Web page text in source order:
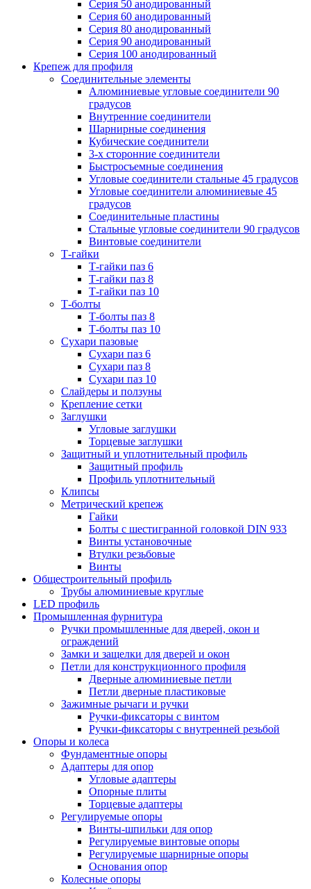
Серия 50 анодированный
Серия 60 анодированный
Серия 80 анодированный
Серия 90 анодированный
Серия 100 анодированный
Крепеж для профиля
Соединительные элементы
Алюминиевые угловые соединители 90
градусов
Внутренние соединители
Шарнирные соединения
Кубические соединители
3-х сторонние соединители
Быстросъемные соединения
Угловые соединители стальные 45 градусов
Угловые соединители алюминиевые 45
градусов
Соединительные пластины
Стальные угловые соединители 90 градусов
Винтовые соединители
Т-гайки
Т-гайки паз 6
Т-гайки паз 8
Т-гайки паз 10
Т-болты
Т-болты паз 8
Т-болты паз 10
Сухари пазовые
Сухари паз 6
Сухари паз 8
Сухари паз 10
Слайдеры и ползуны
Крепление сетки
Заглушки
Угловые заглушки
Торцевые заглушки
Защитный и уплотнительный профиль
Защитный профиль
Профиль уплотнительный
Клипсы
Метрический крепеж
Гайки
Болты с шестигранной головкой DIN 933
Винты установочные
Втулки резьбовые
Винты
Общестроительный профиль
Трубы алюминиевые круглые
LED профиль
Промышленная фурнитура
Ручки промышленные для дверей, окон и
ограждений
Замки и защелки для дверей и окон
Петли для конструкционного профиля
Дверные алюминиевые петли
Петли дверные пластиковые
Зажимные рычаги и ручки
Ручки-фиксаторы c винтом
Ручки-фиксаторы c внутренней резьбой
Опоры и колеса
Фундаментные опоры
Адаптеры для опор
Угловые адаптеры
Опорные плиты
Торцевые адаптеры
Регулируемые опоры
Винты-шпильки для опор
Регулируемые винтовые опоры
Регулируемые шарнирные опоры
Основания опор
Колесные опоры